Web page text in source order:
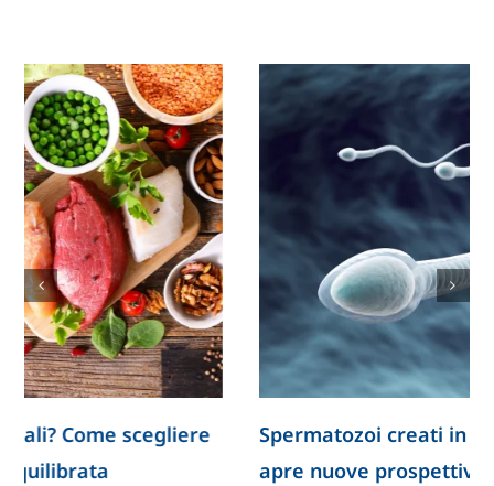
Spermatozoi creati in laboratorio: la ricerca
apre nuove prospettive per lo studio